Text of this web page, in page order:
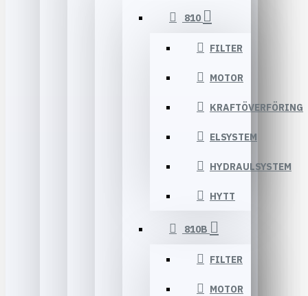
810
FILTER
MOTOR
KRAFTÖVERFÖRING
ELSYSTEM
HYDRAULSYSTEM
HYTT
810B
FILTER
MOTOR